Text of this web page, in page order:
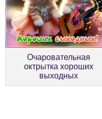
Очаровательная
октрытка хороших
выходных